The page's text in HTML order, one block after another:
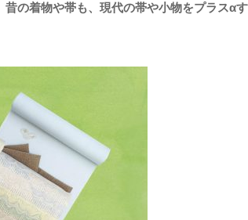
昔の着物や帯も、現代の帯や小物をプラスα